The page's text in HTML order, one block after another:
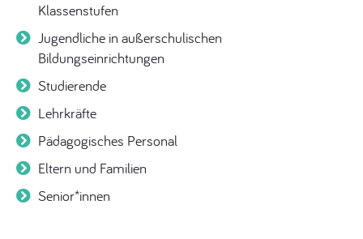
Klassenstufen
Jugendliche in außerschulischen
Bildungseinrichtungen
Studierende
Lehrkräfte
Pädagogisches Personal
Eltern und Familien
Senior*innen